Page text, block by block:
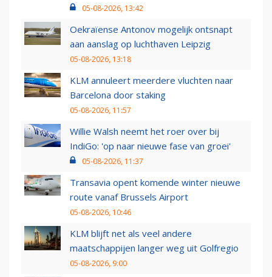
05-08-2026, 13:42
Oekraïense Antonov mogelijk ontsnapt
aan aanslag op luchthaven Leipzig
05-08-2026, 13:18
KLM annuleert meerdere vluchten naar
Barcelona door staking
05-08-2026, 11:57
Willie Walsh neemt het roer over bij
IndiGo: 'op naar nieuwe fase van groei'
05-08-2026, 11:37
Transavia opent komende winter nieuwe
route vanaf Brussels Airport
05-08-2026, 10:46
KLM blijft net als veel andere
maatschappijen langer weg uit Golfregio
05-08-2026, 9:00